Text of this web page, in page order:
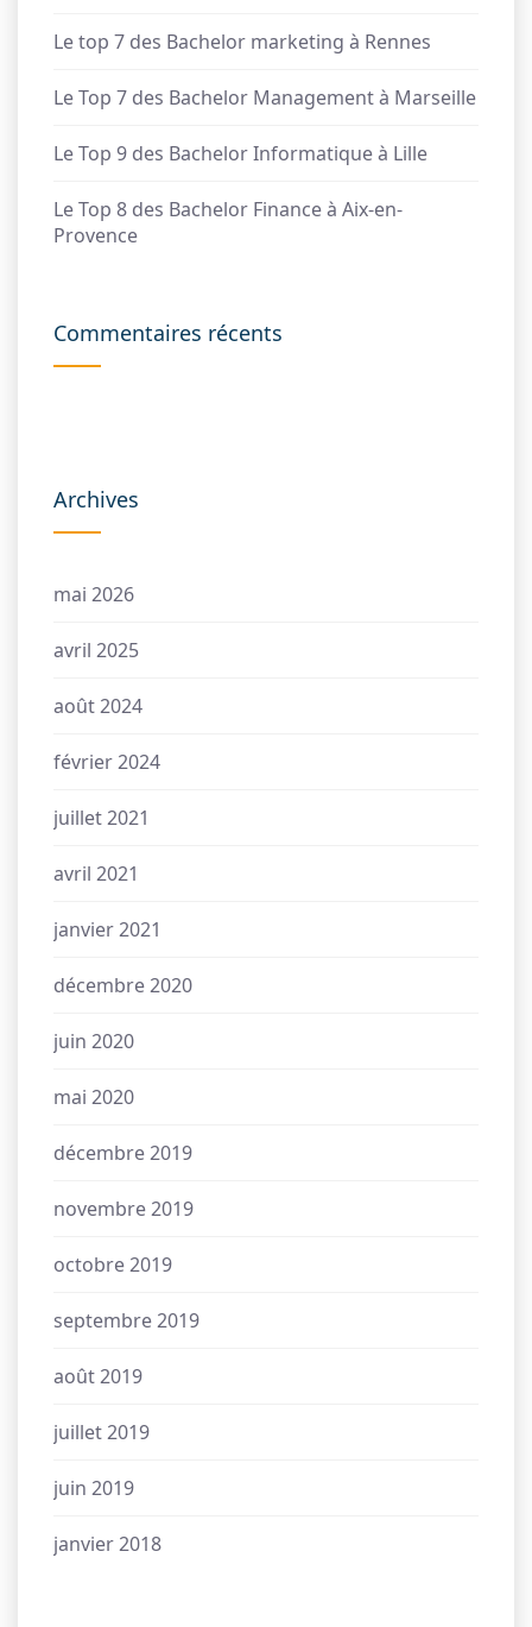
Le top 7 des Bachelor marketing à Rennes
Le Top 7 des Bachelor Management à Marseille
Le Top 9 des Bachelor Informatique à Lille
Le Top 8 des Bachelor Finance à Aix-en-
Provence
Commentaires récents
Archives
mai 2026
avril 2025
août 2024
février 2024
juillet 2021
avril 2021
janvier 2021
décembre 2020
juin 2020
mai 2020
décembre 2019
novembre 2019
octobre 2019
septembre 2019
août 2019
juillet 2019
juin 2019
janvier 2018